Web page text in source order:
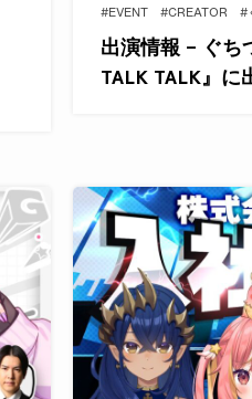
#EVENT #CREATOR #
出演情報 – ぐち
TALK TALK』に